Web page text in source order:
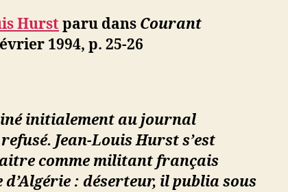
b
Vergès
Hurst paru dans Courant
1994, p. 25-26
initialement au journal
Jean-Louis Hurst s’est
comme militant français
: déserteur, il publia sous